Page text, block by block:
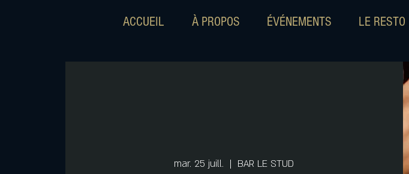
ACCUEIL À PROPOS ÉVÉNEMENTS LE RESTO
mar. 25 juill.
  |
BAR LE STUD